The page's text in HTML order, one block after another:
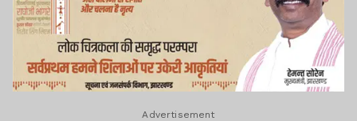
Advertisement